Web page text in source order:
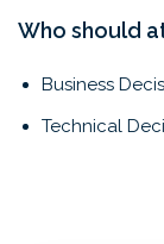
Who should
Business
Technical